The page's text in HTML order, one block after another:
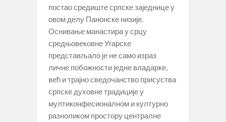
постао средиште српске заједнице у
овом делу Панонске низије.
Оснивање манастира у срцу
средњовековне Угарске
представљало је не само израз
личне побожности једне владарке,
већ и трајно сведочанство присуства
српске духовне традиције у
мултиконфесионалном и културно
разноликом простору централне